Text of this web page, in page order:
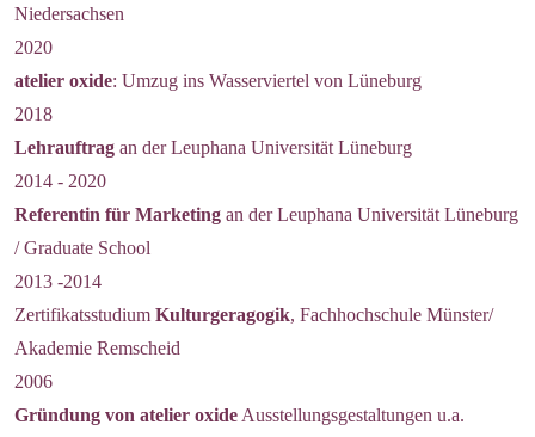
Niedersachsen
2020
atelier oxide: Umzug ins Wasserviertel von Lüneburg
2018
Lehrauftrag an der Leuphana Universität Lüneburg
2014 - 2020
Referentin für Marketing an der Leuphana Universität Lüneburg
/ Graduate School
2013 -2014
Zertifikatsstudium Kulturgeragogik, Fachhochschule Münster/
Akademie Remscheid
2006
Gründung von atelier oxideAusstellungsgestaltungen u.a.